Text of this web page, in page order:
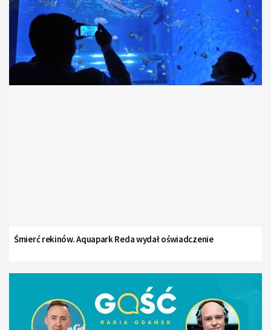
Śmierć rekinów. Aquapark Reda wydał oświadczenie